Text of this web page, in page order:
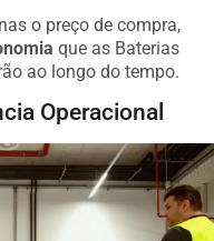
o preço de compra,
que as Baterias
ao longo do tempo.
Operacional